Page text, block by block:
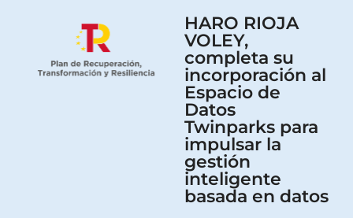
HARO RIOJA
VOLEY,
completa su
incorporación al
Espacio de
Datos
Twinparks para
impulsar la
gestión
inteligente
basada en datos